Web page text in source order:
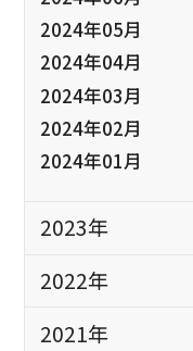
2024年05月
2024年04月
2024年03月
2024年02月
2024年01月
2023年
2022年
2021年